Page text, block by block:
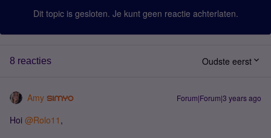
Dit topic is gesloten. Je kunt geen reactie achterlaten.
8 reacties Oudste eerst
Amy Forum|Forum|3 years ago
Hoi @Rolo11 ,